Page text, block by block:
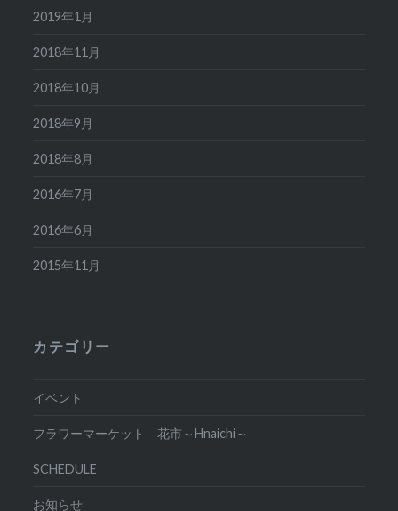
2019年1月
2018年11月
2018年10月
2018年9月
2018年8月
2016年7月
2016年6月
2015年11月
カテゴリー
イベント
フラワーマーケット 花市～Hnaichi～
SCHEDULE
お知らせ